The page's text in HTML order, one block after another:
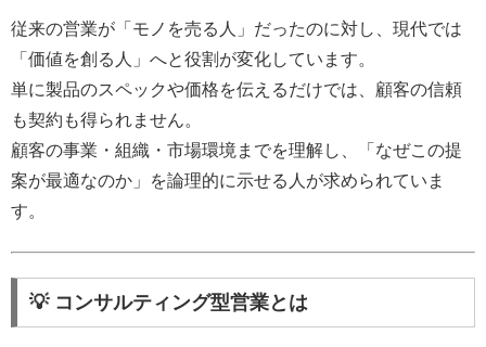
従来の営業が「モノを売る人」だったのに対し、現代では
「価値を創る人」へと役割が変化しています。
単に製品のスペックや価格を伝えるだけでは、顧客の信頼
も契約も得られません。
顧客の事業・組織・市場環境までを理解し、「なぜこの提
案が最適なのか」を論理的に示せる人が求められていま
す。
💡 コンサルティング型営業とは